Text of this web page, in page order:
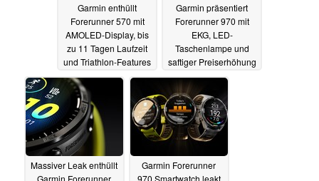
Garmin enthüllt
Forerunner 570 mit
AMOLED-Display, bis
zu 11 Tagen Laufzeit
und Triathlon-Features
15.05.2025
Garmin präsentiert
Forerunner 970 mit
EKG, LED-
Taschenlampe und
saftiger Preiserhöhung
15.05.2025
Massiver Leak enthüllt
Garmin Forerunner
Garmin Forerunner
970 Smartwatch leakt